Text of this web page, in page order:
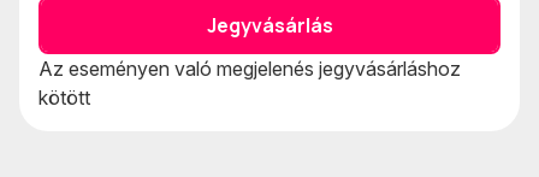
Jegyvásárlás
Az eseményen való megjelenés jegyvásárláshoz
kötött